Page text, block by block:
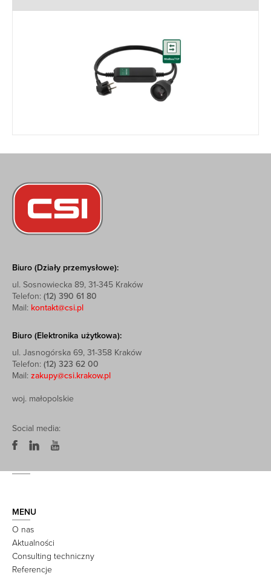
Biuro (Działy przemysłowe):
ul. Sosnowiecka 89, 31-345 Kraków
Telefon: (12) 390 61 80
Mail: kontakt@csi.pl
Biuro (Elektronika użytkowa):
ul. Jasnogórska 69, 31-358 Kraków
Telefon: (12) 323 62 00
Mail: zakupy@csi.krakow.pl
woj. małopolskie
Social media:
MENU
O nas
Aktualności
Consulting techniczny
Referencje